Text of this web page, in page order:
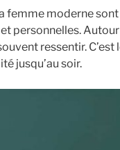
femme moderne
personnelles.
ressentir.
jusqu’au soir.